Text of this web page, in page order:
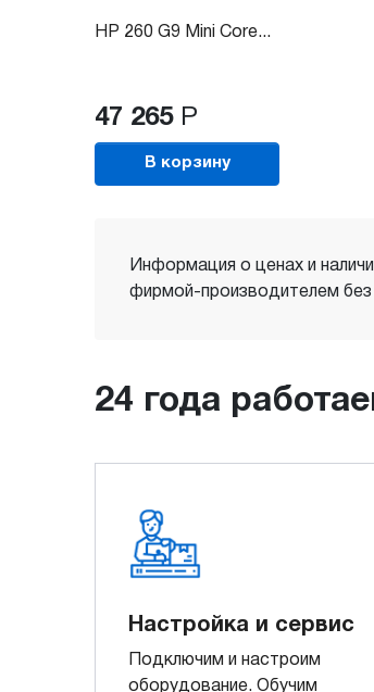
HP 260 G9 Mini Core...
47 265 Р
В корзину
Информация о ценах и
фирмой-производителем без
24 года
Настройка и сервис
Подключим и настроим
оборудование. Обучим